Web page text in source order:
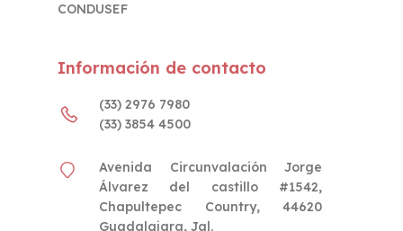
CONDUSEF
Información de contacto
(33) 2976 7980
(33) 3854 4500
Avenida Circunvalación Jorge
Álvarez del castillo #1542,
Chapultepec Country, 44620
Guadalajara, Jal.